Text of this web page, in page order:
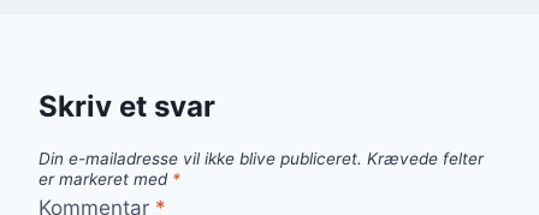
Skriv et svar
Din e-mailadresse vil ikke blive publiceret. Krævede felter
er markeret med *
Kommentar *